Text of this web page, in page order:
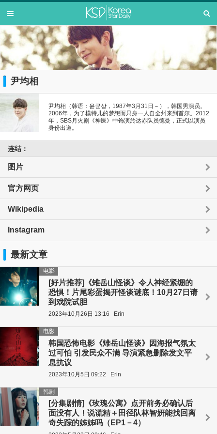
尹均相
尹均相（韩语：윤균상，1987年3月31日－），韩国男演员。
2006年，为了模特儿的梦想而只身一人自全州来到首尔。2012
年，SBS月火剧《神医》中饰演於达赤队员德曼，正式以演员
身份出道。
连结：
图片
官方网页
Wikipedia
Instagram
最新文章
[好片推荐]《雉岳山怪谈》令人神经紧绷的
恐惧！片尾彩蛋揭开怪谈谜底！10月27日请
到戏院试胆
电影
2023年10月26日 13:16 Erin
韩国恐怖电影《雉岳山怪谈》因海报气氛太
过可怕 引发民众不满 导演紧急删除发文平
息抗议
电影
2023年10月5日 09:22 Erin
[分集剧情]《玫瑰公寓》点开前务必确认后
面没有人！说谎精＋田径队林智妍能找回离
奇失踪的姊姊吗（EP1－4）
韩剧